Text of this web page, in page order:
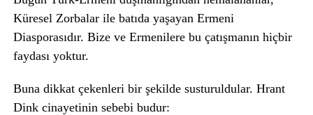
Küresel Zorbalar ile batıda yaşayan Ermeni
Diasporasıdır. Bize ve Ermenilere bu çatışmanın hiçbir
faydası yoktur.
Buna dikkat çekenleri bir şekilde susturuldular. Hrant
Dink cinayetinin sebebi budur: